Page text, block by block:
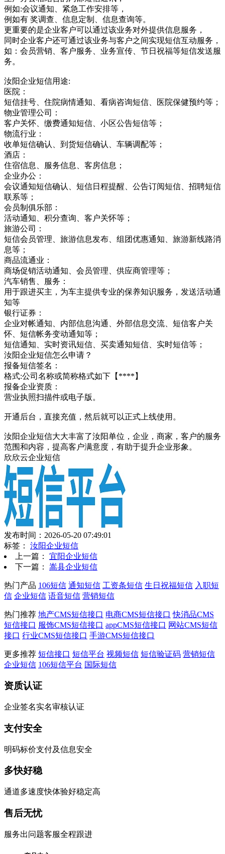
例如:会议通知、紧急工作安排等，
例如有 奖调查、信息定制、信息查询等。
更重要的是企业客户可以通过该业务对外提供信息服务，
同时企业客户还可通过该业务与客户之间实现短信互动服务，
如：会员营销、客户服务、业务宣传、节日祝福等短信发送服
务。
汝阳企业短信用途:
医院：
短信挂号、住院病情通知、看病咨询短信、医院保健预约等；
物业管理公司：
客户关怀、缴费通知短信、小区公告短信等；
物流行业：
收单短信确认、到货短信确认、车辆调配等；
酒店：
住宿信息、服务信息、客房信息；
企业办公：
会议通知短信确认、短信日程提醒、公告订阅短信、招聘短信
联系等；
会员制俱乐部：
活动通知、积分查询、客户关怀等；
旅游公司：
短信会员管理、旅游信息发布、组团优惠通知、旅游新线路消
息等；
商品流通业：
商场促销活动通知、会员管理、供应商管理等；
汽车销售、服务：
用于跟进买主，为车主提供专业的保养知识服务，发送活动通
知等
银行证券：
企业对帐通知、内部信息沟通、外部信息交流、短信客户关
怀、短信帐务变动通知等；
短信通知、实时资讯短信、买卖通知短信、实时短信等；
汝阳企业短信怎么申请？
报备短信签名：
格式:公司名称或简称格式如下【****】
报备企业资质：
营业执照扫描件或电子版。
开通后台，直接充值，然后就可以正式上线使用。
汝阳企业短信大大丰富了汝阳单位，企业，商家，客户的服务
范围和内容，提高客户满意度，有助于提升企业形象。
欣欣云企业短信
发布时间：2026-05-20 07:49:01
标签： 汝阳企业短信
上一篇： 宜阳企业短信
下一篇： 嵩县企业短信
热门产品 106短信 通知短信 工资条短信 生日祝福短信 入职短
信 企业短信 语音短信 营销短信
热门推荐 地产CMS短信接口 电商CMS短信接口 快消品CMS
短信接口 服饰CMS短信接口 appCMS短信接口 网站CMS短信
接口 行业CMS短信接口 手游CMS短信接口
更多推荐 短信接口 短信平台 视频短信 短信验证码 营销短信
企业短信 106短信平台 国际短信
资质认证
企业签名实名审核认证
支付安全
明码标价支付及信息安全
多快好稳
通道多速度快体验好稳定高
售后无忧
服务出问题客服全程跟进